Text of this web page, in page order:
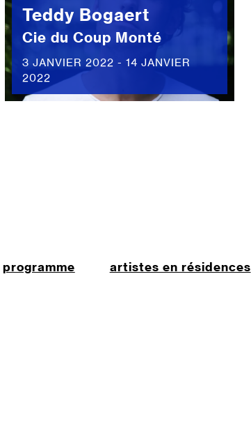
Teddy Bogaert
Cie du Coup Monté
3 JANVIER 2022 - 14 JANVIER
2022
programme artistes en résidences